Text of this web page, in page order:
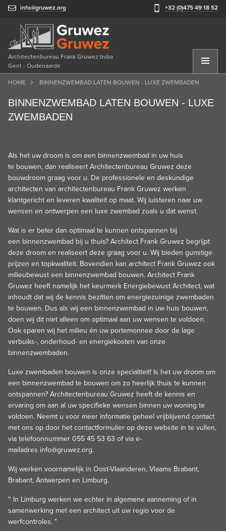
info@gruwez.org +32 (0)475 49 18 52
Architectenbureau Frank Gruwez bvba
Gent - Oudenaarde
HOME BINNENZWEMBAD LATEN BOUWEN - LUXE ZWEMBADEN
BINNENZWEMBAD LATEN BOUWEN - LUXE
ZWEMBADEN
Als het uw droom is om een binnenzwembad in uw huis
te bouwen, dan realiseert Architectenbureau Gruwez deze
bouwdroom graag voor u. De professionele en deskundige
architecten van architectenbureau Frank Gruwez werken
klantgericht en leveren kwaliteit op maat. Wij luisteren naar uw
wensen en ontwerpen een luxe zwembad zoals u dat wenst.
Wat is er beter dan optimaal te kunnen ontspannen bij
een binnenzwembad bij u thuis? Architect Frank Gruwez begrijpt
deze droom en realiseert deze graag voor u. Wij bieden gunstige
prijzen en topkwaliteit. Bovendien kan architect Frank Gruwez ook
milieubewust een binnenzwembad bouwen. Architect Frank
Gruwez heeft namelijk het keurmerk Energiebewust Architect, wat
inhoudt dat wij de kennis bezitten om energiezuinige zwembaden
te bouwen. Dus als wij een binnenzwembad in uw huis bouwen,
doen wij dit niet alleen om optimaal aan uw wensen te voldoen.
Ook sparen wij het milieu én uw portemonnee door de lage
verbuiks-, onderhoud- en energiekosten van onze
binnenzwembaden.
Luxe zwembaden bouwen is onze specialiteit! Is het uw droom om
een binnenzwembad te bouwen om zo heerlijk thuis te kunnen
ontspannen? Architectenbureau Gruwez heeft de kennis en
ervaring om aan al uw specifieke wensen binnen uw woning te
voldoen. Neemt u voor meer informatie geheel vrijblijvend contact
met ons op door het contactformulier op deze website in te vullen,
via telefoonnummer 055 45 53 63 of via e-
mailadres info@gruwez.org.
Wij werken voornamelijk in Oost-Vlaanderen, Vlaams Brabant,
Brabant, Antwerpen en Limburg.
'' In Limburg werken we echter in algemene aanneming of in
samenwerking met een architect uit uw regio voor de
werfcontroles. "